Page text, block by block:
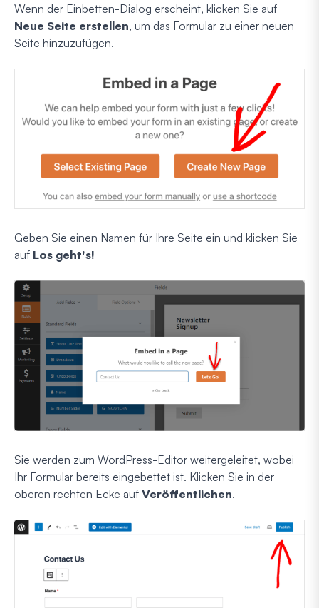
Wenn der Einbetten-Dialog erscheint, klicken Sie auf
Neue Seite erstellen, um das Formular zu einer neuen
Seite hinzuzufügen.
Geben Sie einen Namen für Ihre Seite ein und klicken Sie
auf Los geht's!
Sie werden zum WordPress-Editor weitergeleitet, wobei
Ihr Formular bereits eingebettet ist. Klicken Sie in der
oberen rechten Ecke auf Veröffentlichen.